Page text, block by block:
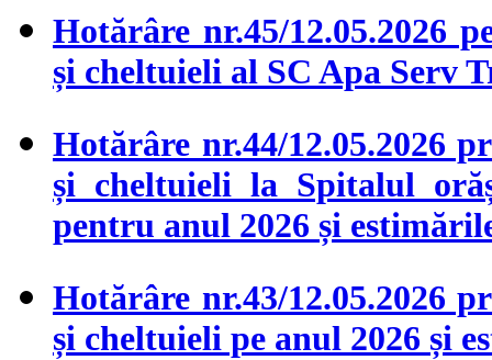
Hotărâre nr.45/12.05.2026
și cheltuieli al SC Apa Serv
Hotărâre nr.44/12.05.2026
și cheltuieli la Spitalul
pentru anul 2026 și
Hotărâre nr.43/12.05.2026
și cheltuieli pe anul 2026 și